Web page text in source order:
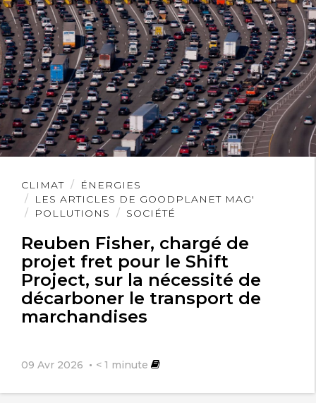
CLIMAT
ÉNERGIES
LES ARTICLES DE GOODPLANET MAG'
POLLUTIONS
SOCIÉTÉ
Reuben Fisher, chargé de
projet fret pour le Shift
Project, sur la nécessité de
décarboner le transport de
marchandises
09 Avr 2026 < 1 minute
Lire
l'article